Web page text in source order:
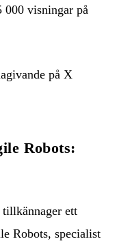
000 visningar på
på X
Robots:
ett
Robots, specialist